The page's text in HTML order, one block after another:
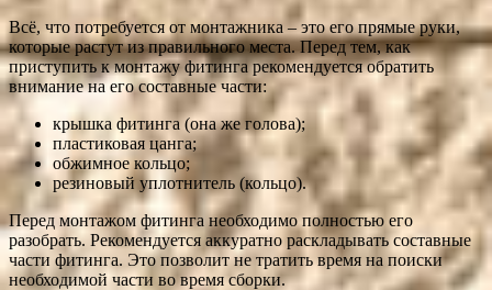
Всё, что потребуется от монтажника – это его прямые руки,
которые растут из правильного места. Перед тем, как
приступить к монтажу фитинга рекомендуется обратить
внимание на его составные части:
крышка фитинга (она же голова);
пластиковая цанга;
обжимное кольцо;
резиновый уплотнитель (кольцо).
Перед монтажом фитинга необходимо полностью его
разобрать. Рекомендуется аккуратно раскладывать составные
части фитинга. Это позволит не тратить время на поиски
необходимой части во время сборки.